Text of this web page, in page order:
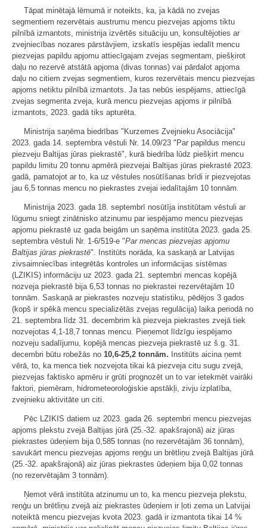
Tāpat minētajā lēmumā ir noteikts, ka, ja kādā no zvejas
segmentiem rezervētais austrumu mencu piezvejas apjoms tiktu
pilnībā izmantots, ministrija izvērtēs situāciju un, konsultējoties ar
zvejniecības nozares pārstāvjiem, izskatīs iespējas iedalīt mencu
piezvejas papildu apjomu attiecīgajam zvejas segmentam, piešķirot
daļu no rezervē atstātā apjoma (divas tonnas) vai pārdalot apjoma
daļu no citiem zvejas segmentiem, kuros rezervētais mencu piezvejas
apjoms netiktu pilnībā izmantots. Ja tas nebūs iespējams, attiecīgā
zvejas segmenta zveja, kurā mencu piezvejas apjoms ir pilnībā
izmantots, 2023. gadā tiks apturēta.
Ministrija saņēma biedrības "Kurzemes Zvejnieku Asociācija"
2023. gada 14. septembra vēstuli Nr. 14.09/23 "Par papildus mencu
piezveju Baltijas jūras piekrastē", kurā biedrība lūdz piešķirt mencu
papildu limitu 20 tonnu apmērā piezvejai Baltijas jūras piekrastē 2023.
gadā, pamatojot ar to, ka uz vēstules nosūtīšanas brīdi ir piezvejotas
jau 6,5 tonnas mencu no piekrastes zvejai iedalītajām 10 tonnām.
Ministrija 2023. gada 18. septembrī nosūtīja institūtam vēstuli ar
lūgumu sniegt zinātnisko atzinumu par iespējamo mencu piezvejas
apjomu piekrastē uz gada beigām un saņēma institūta 2023. gada 25.
septembra vēstuli Nr. 1-6/519-e "Par mencas piezvejas apjomu
Baltijas jūras piekrastē". Institūts norāda, ka saskaņā ar Latvijas
zivsaimniecības integrētās kontroles un informācijas sistēmas
(LZIKIS) informāciju uz 2023. gada 21. septembri mencas kopējā
nozveja piekrastē bija 6,53 tonnas no piekrastei rezervētajām 10
tonnām. Saskaņā ar piekrastes nozveju statistiku, pēdējos 3 gados
(kopš ir spēkā mencu specializētās zvejas regulācija) laika periodā no
21. septembra līdz 31. decembrim kā piezveja piekrastes zvejā tiek
nozvejotas 4,1-18,7 tonnas mencu. Pieņemot līdzīgu iespējamo
nozveju sadalījumu, kopējā mencas piezveja piekrastē uz š.g. 31.
decembri būtu robežās no 10,6-25,2 tonnām. Institūts aicina ņemt
vērā, to, ka menca tiek nozvejota tikai kā piezveja citu sugu zvejā,
piezvejas faktisko apmēru ir grūti prognozēt un to var ietekmēt vairāki
faktori, piemēram, hidrometeoroloģiskie apstākļi, zivju izplatība,
zvejnieku aktivitāte un citi.
Pēc LZIKIS datiem uz 2023. gada 26. septembri mencu piezvejas
apjoms plekstu zvejā Baltijas jūrā (25.-32. apakšrajonā) aiz jūras
piekrastes ūdeņiem bija 0,585 tonnas (no rezervētajām 36 tonnām),
savukārt mencu piezvejas apjoms reņģu un brētliņu zvejā Baltijas jūrā
(25.-32. apakšrajonā) aiz jūras piekrastes ūdeņiem bija 0,02 tonnas
(no rezervētajām 3 tonnām).
Ņemot vērā institūta atzinumu un to, ka mencu piezveja plekstu,
reņģu un brētliņu zvejā aiz piekrastes ūdeņiem ir ļoti zema un Latvijai
noteiktā mencu piezvejas kvota 2023. gadā ir izmantota tikai 14 %